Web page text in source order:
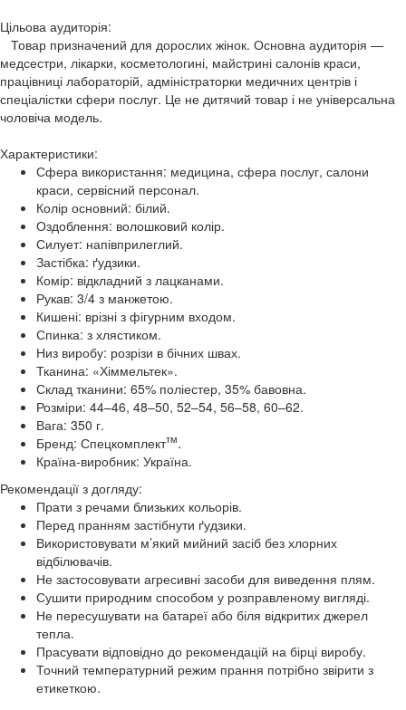
Цільова аудиторія:
Товар призначений для дорослих жінок. Основна аудиторія —
медсестри, лікарки, косметологині, майстрині салонів краси,
працівниці лабораторій, адміністраторки медичних центрів і
спеціалістки сфери послуг. Це не дитячий товар і не універсальна
чоловіча модель.
Характеристики:
Сфера використання: медицина, сфера послуг, салони
краси, сервісний персонал.
Колір основний: білий.
Оздоблення: волошковий колір.
Силует: напівприлеглий.
Застібка: ґудзики.
Комір: відкладний з лацканами.
Рукав: 3/4 з манжетою.
Кишені: врізні з фігурним входом.
Спинка: з хлястиком.
Низ виробу: розрізи в бічних швах.
Тканина: «Хіммельтек».
Склад тканини: 65% поліестер, 35% бавовна.
Розміри: 44–46, 48–50, 52–54, 56–58, 60–62.
Вага: 350 г.
Бренд: Спецкомплекттм.
Країна-виробник: Україна.
Рекомендації з догляду:
Прати з речами близьких кольорів.
Перед пранням застібнути ґудзики.
Використовувати м’який мийний засіб без хлорних
відбілювачів.
Не застосовувати агресивні засоби для виведення плям.
Сушити природним способом у розправленому вигляді.
Не пересушувати на батареї або біля відкритих джерел
тепла.
Прасувати відповідно до рекомендацій на бірці виробу.
Точний температурний режим прання потрібно звірити з
етикеткою.